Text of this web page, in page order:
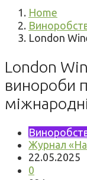
Home
London
London
винороби
Журнал
22.05.2025
0